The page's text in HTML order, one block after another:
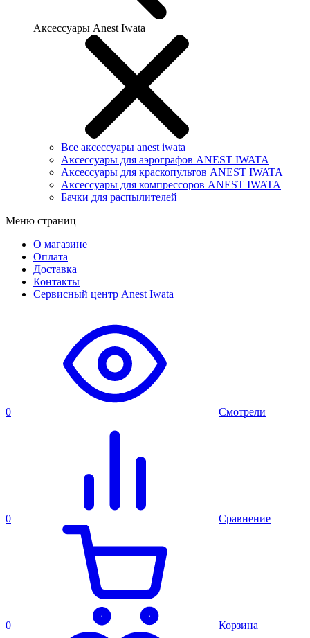
Аксессуары Anest Iwata
Все аксессуары anest iwata
Аксессуары для аэрографов ANEST IWATA
Аксессуары для краскопультов ANEST IWATA
Аксессуары для компрессоров ANEST IWATA
Бачки для распылителей
Меню страниц
О магазине
Оплата
Доставка
Контакты
Сервисный центр Anest Iwata
0 Смотрели
0 Сравнение
0 Корзина